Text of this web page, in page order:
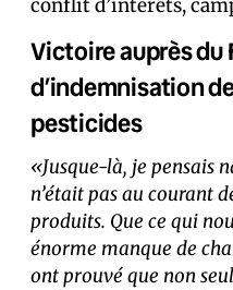
conflit d’intérêts,
Victoire auprès du
d’indemnisation
pesticides
«Jusque-là, je pensais
n’était pas au courant
produits. Que ce qui
énorme manque de
ont prouvé que non